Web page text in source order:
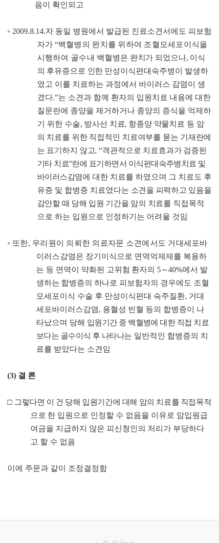
음이 확인되고
◦ 2009.8.14.자 동일 병원에서 발급된 진료소견서에도 피보험
자가 “백혈병의 완치를 위하여 조혈모세포이식을
시행하여 골수내 백혈병은 완치가 되었으나, 이식
의 후유증으로 인한 만성이식편대숙주병이 발생하
였고 이를 치료하는 과정에서 바이러스 감염이 생
겼다.”는 소견과 함께 환자의 입원치료 내용에 대한
질문란에 종양을 제거하거나 종양의 증식을 억제하
기 위한 수술, 방사선 치료, 항종양 약물치료 등 암
의 치료를 위한 직접적인 치료여부를 묻는 기재란에
는 표기하지 않고, “객관적으로 치료효과가 검증된
기타 치료”란에 표기하면서 이식편대숙주병치료 및
바이러스감염에 대한 치료를 하였으며 그 치료도 후
유증 및 합병증 치료였다는 소견을 피력하고 있음을
감안할 때 당해 입원 기간을 암의 치료를 직접목적
으로 하는 입원으로 인정하기는 어려울 것임
◦ 또한, 우리원이 의뢰한 의료자문 소견에서도 거대세포바
이러스감염은 장기이식으로 면역억제제를 복용하
는 등 면역이 약화된 고위험 환자의 5～40%에서 발
생하는 합병증의 하나로 피보험자의 경우에도 조혈
모세포이식 수술 후 만성이식편대 숙주질환, 거대
세포바이러스감염, 용혈성 빈혈 등의 합병증이 나
타났으며 당해 입원기간 중 백혈병에 대한 직접 치료
보다는 골수이식 후 나타나는 일반적인 합병증의 치
료를 받았다는 소견임
(3) 결 론
□ 그렇다면 이 건 당해 입원기간에 대해 암의 치료를 직접목적
으로 한 입원으로 인정할 수 없음을 이유로 암입원급
여금을 지급하지 않은 피신청인의 처리가 부당하다
고 할 수 없음
이에 주문과 같이 조정결정함